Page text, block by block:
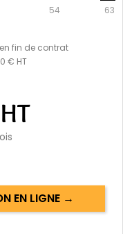
54
63
fin de contrat
€ HT
HT
EN LIGNE →